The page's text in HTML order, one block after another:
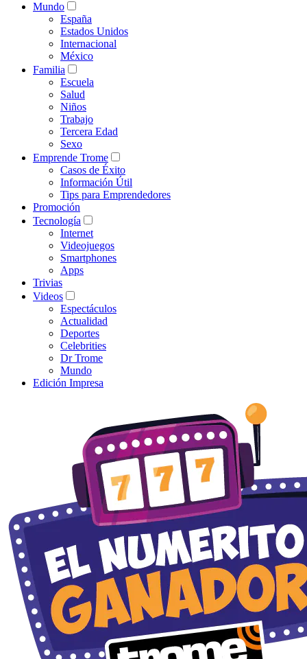
Mundo
España
Estados Unidos
Internacional
México
Familia
Escuela
Salud
Niños
Trabajo
Tercera Edad
Sexo
Emprende Trome
Casos de Éxito
Información Útil
Tips para Emprendedores
Promoción
Tecnología
Internet
Videojuegos
Smartphones
Apps
Trivias
Videos
Espectáculos
Actualidad
Deportes
Celebrities
Dr Trome
Mundo
Edición Impresa